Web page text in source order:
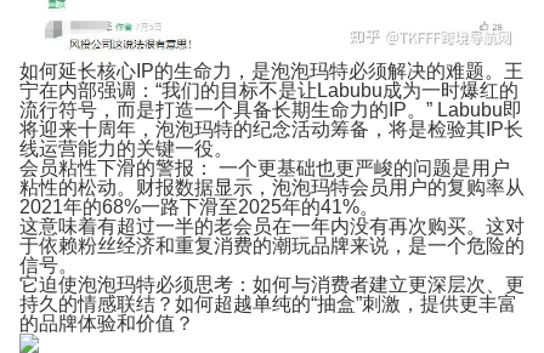
如何延长核心IP的生命力，是泡泡玛特必须解决的难题。王
宁在内部强调：“我们的目标不是让Labubu成为一时爆红的
流行符号，而是打造一个具备长期生命力的IP。” Labubu即
将迎来十周年，泡泡玛特的纪念活动筹备，将是检验其IP长
线运营能力的关键一役。
会员粘性下滑的警报：
一个更基础也更严峻的问题是用户
粘性的松动。财报数据显示，泡泡玛特会员用户的复购率从
2021年的68%一路下滑至2025年的41%。
这意味着有超过一半的老会员在一年内没有再次购买。这对
于依赖粉丝经济和重复消费的潮玩品牌来说，是一个危险的
信号。
它迫使泡泡玛特必须思考：如何与消费者建立更深层次、更
持久的情感联结？如何超越单纯的“抽盒”刺激，提供更丰富
的品牌体验和价值？